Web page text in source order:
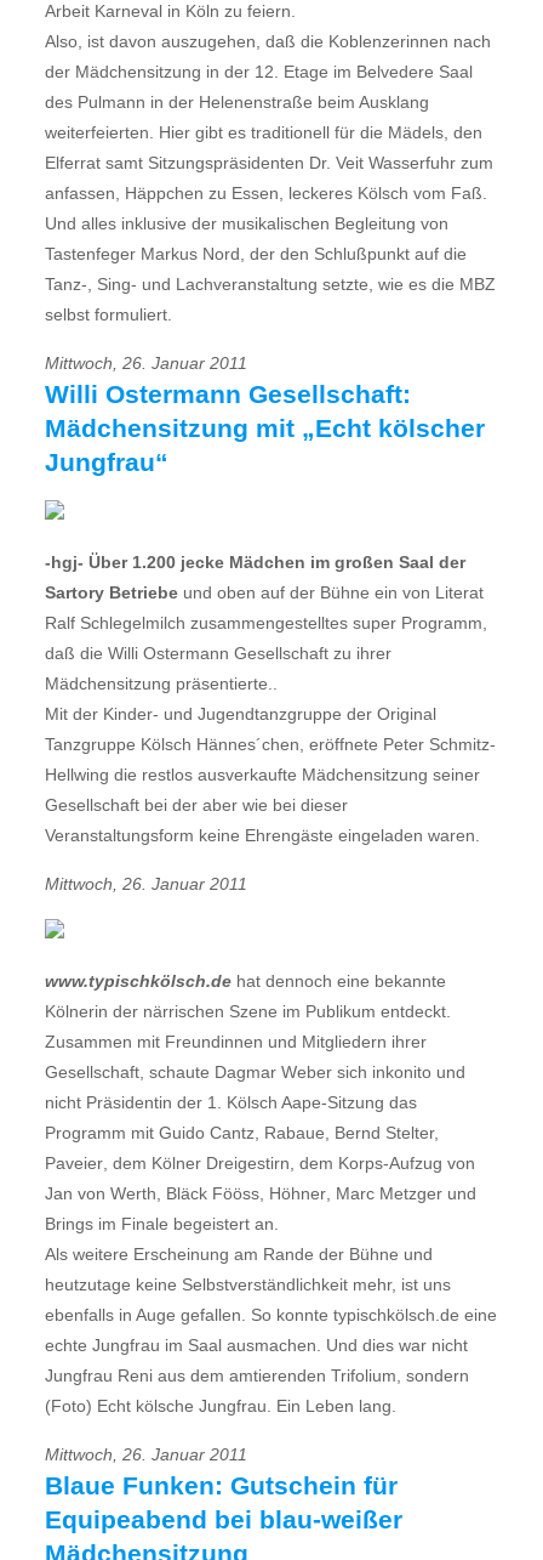
Arbeit Karneval in Köln zu feiern.
Also, ist davon auszugehen, daß die Koblenzerinnen nach
der Mädchensitzung in der 12. Etage im Belvedere Saal
des Pulmann in der Helenenstraße beim Ausklang
weiterfeierten. Hier gibt es traditionell für die Mädels, den
Elferrat samt Sitzungspräsidenten Dr. Veit Wasserfuhr zum
anfassen, Häppchen zu Essen, leckeres Kölsch vom Faß.
Und alles inklusive der musikalischen Begleitung von
Tastenfeger Markus Nord, der den Schlußpunkt auf die
Tanz-, Sing- und Lachveranstaltung setzte, wie es die MBZ
selbst formuliert.
Mittwoch, 26. Januar 2011
Willi Ostermann Gesellschaft:
Mädchensitzung mit „Echt kölscher
Jungfrau“
-hgj- Über 1.200 jecke Mädchen im großen Saal der
Sartory Betriebeund oben auf der Bühne ein von Literat
Ralf Schlegelmilch zusammengestelltes super Programm,
daß die Willi Ostermann Gesellschaft zu ihrer
Mädchensitzung präsentierte..
Mit der Kinder- und Jugendtanzgruppe der Original
Tanzgruppe Kölsch Hännes´chen, eröffnete Peter Schmitz-
Hellwing die restlos ausverkaufte Mädchensitzung seiner
Gesellschaft bei der aber wie bei dieser
Veranstaltungsform keine Ehrengäste eingeladen waren.
Mittwoch, 26. Januar 2011
www.typischkölsch.dehat dennoch eine bekannte
Kölnerin der närrischen Szene im Publikum entdeckt.
Zusammen mit Freundinnen und Mitgliedern ihrer
Gesellschaft, schaute Dagmar Weber sich inkonito und
nicht Präsidentin der 1. Kölsch Aape-Sitzung das
Programm mit Guido Cantz, Rabaue, Bernd Stelter,
Paveier, dem Kölner Dreigestirn, dem Korps-Aufzug von
Jan von Werth, Bläck Fööss, Höhner, Marc Metzger und
Brings im Finale begeistert an.
Als weitere Erscheinung am Rande der Bühne und
heutzutage keine Selbstverständlichkeit mehr, ist uns
ebenfalls in Auge gefallen. So konnte typischkölsch.de eine
echte Jungfrau im Saal ausmachen. Und dies war nicht
Jungfrau Reni aus dem amtierenden Trifolium, sondern
(Foto) Echt kölsche Jungfrau. Ein Leben lang.
Mittwoch, 26. Januar 2011
Blaue Funken: Gutschein für
Equipeabend bei blau-weißer
Mädchensitzung